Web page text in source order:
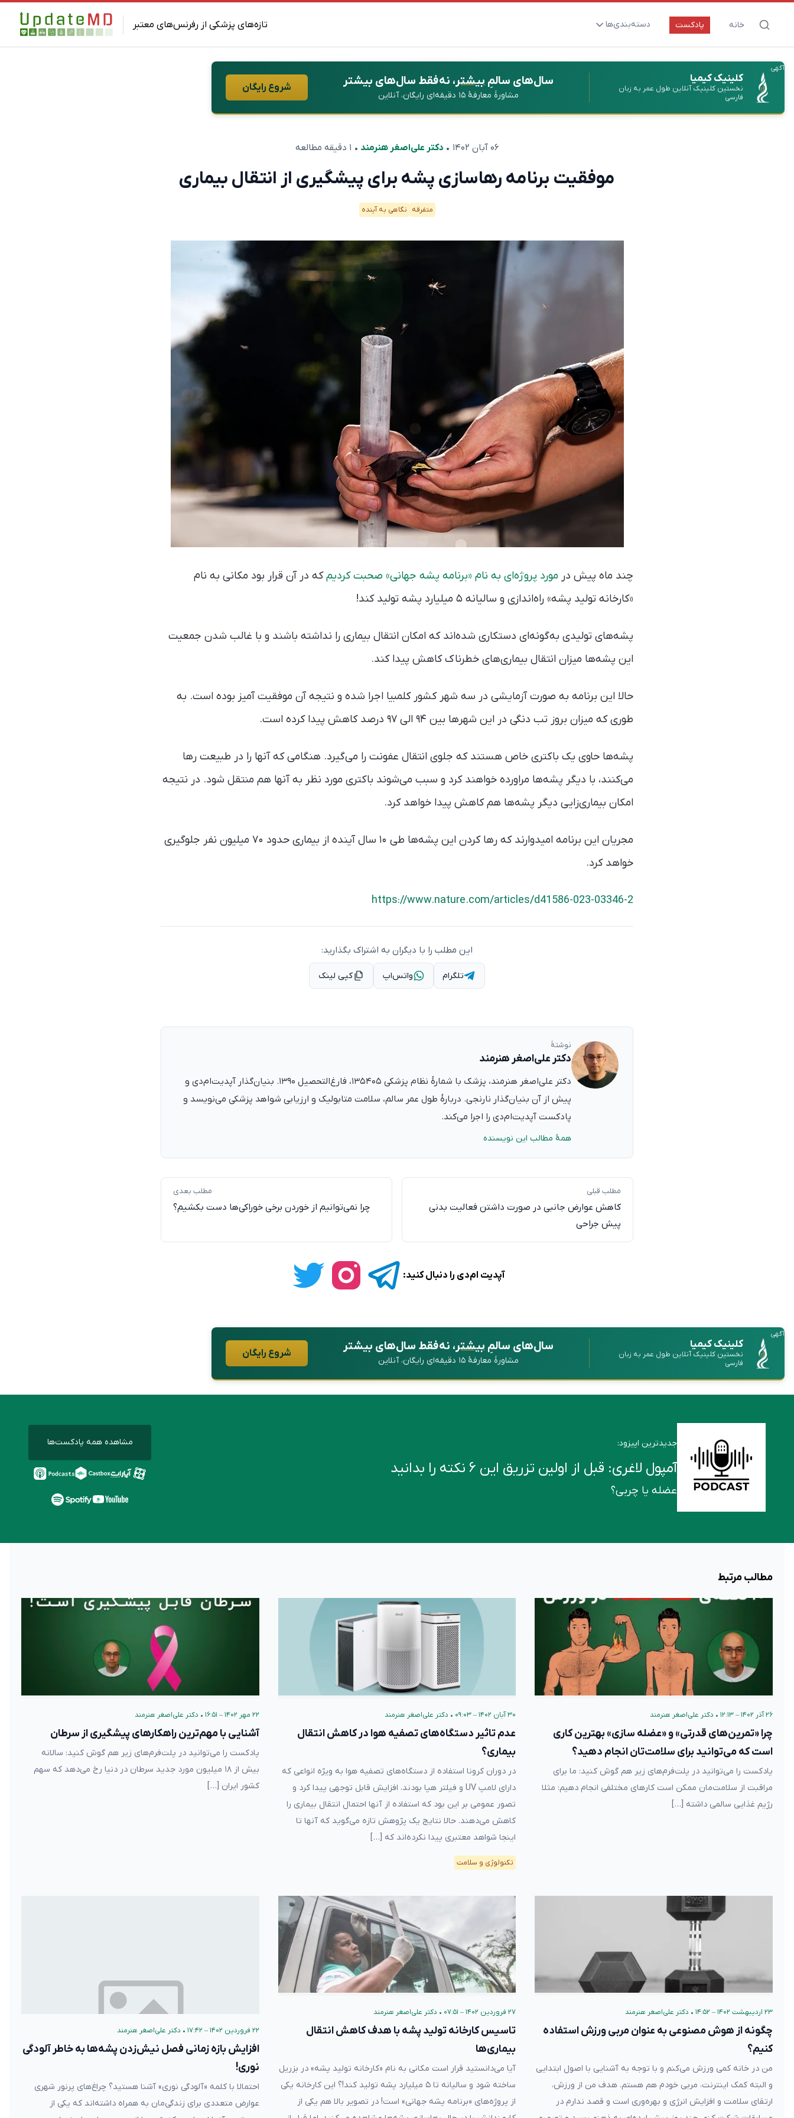
تازه‌های پزشکی از رفرنس‌های معتبر خانه پادکست دسته‌بندی‌ها
ارتقای سلامت و طول عمر
بیماری‌ها و پاتوژن‌ها
تغذیه و مکمل‌ها
آگهی
کلینیک کیمیا
نخستین کلینیک آنلاین طول عمر به زبان
فارسی
سال‌های سالمِبیشتر، نه فقط سال‌های بیشتر
مشاورهٔ معارفهٔ ۱۵ دقیقه‌ای رایگان، آنلاین
شروع رایگان
۰۶ آبان ۱۴۰۲ •دکتر علی‌اصغر هنرمند • ۱ دقیقه مطالعه
موفقیت برنامه رها‌سازی پشه برای پیشگیری از انتقال بیماری
متفرقه نگاهی به آینده
چند ماه پیش در مورد پروژه‌ای به نام «برنامه پشه جهانی» صحبت کردیمکه در آن قرار بود مکانی به نام
«کارخانه تولید پشه» راه‌اندازی و سالیانه ۵ میلیارد پشه تولید کند!
پشه‌های تولیدی به‌گونه‌‌ای دستکاری شده‌اند که امکان انتقال بیماری را نداشته باشند و با غالب شدن جمعیت
این پشه‌ها میزان انتقال بیماری‌های خطرناک کاهش پیدا کند.
حالا این برنامه به صورت آزمایشی در سه شهر کشور کلمبیا اجرا شده و نتیجه‌ آن موفقیت آمیز بوده است. به
طوری که میزان بروز تب دنگی در این شهرها بین ۹۴ الی ۹۷ درصد کاهش پیدا کرده است.
پشه‌ها حاوی یک باکتری خاص هستند که جلوی انتقال عفونت را می‌گیرد. هنگامی که آنها را در طبیعت رها
می‌کنند، با دیگر پشه‌ها مراورده خواهند کرد و سبب می‌شوند باکتری مورد نظر به آنها هم منتقل شود. در نتیجه
امکان بیماری‌زایی دیگر پشه‌ها هم کاهش پیدا خواهد کرد.
مجریان این برنامه امیدوارند که رها کردن این پشه‌ها طی ۱۰ سال آینده از بیماری حدود ۷۰ میلیون نفر جلوگیری
خواهد کرد.
https://www.nature.com/articles/d41586-023-03346-2
این مطلب را با دیگران به اشتراک بگذارید:
تلگرام واتس‌اپ کپی لینک
نوشتهٔ
دکتر علی‌اصغر هنرمند
دکتر علی‌اصغر هنرمند، پزشک با شمارهٔ نظام پزشکی ۱۳۵۴۰۵، فارغ‌التحصیل ۱۳۹۰. بنیان‌گذار آپدیت‌ام‌دی و
پیش از آن بنیان‌گذار نارنجی. دربارهٔ طول عمر سالم، سلامت متابولیک و ارزیابی شواهد پزشکی می‌نویسد و
پادکست آپدیت‌ام‌دی را اجرا می‌کند.
همهٔ مطالب این نویسنده
مطلب قبلی
کاهش عوارض جانبی در صورت داشتن فعالیت بدنی
پیش جراحی
مطلب بعدی
چرا نمی‌توانیم از خوردن برخی خوراکی‌ها دست بکشیم؟
آپدیت ام‌دی را دنبال کنید:
آگهی
کلینیک کیمیا
نخستین کلینیک آنلاین طول عمر به زبان
فارسی
سال‌های سالمِبیشتر، نه فقط سال‌های بیشتر
مشاورهٔ معارفهٔ ۱۵ دقیقه‌ای رایگان، آنلاین
شروع رایگان
جدیدترین اپیزود:
آمپول لاغری: قبل از اولین تزریق این ۶ نکته را بدانید
عضله یا چربی؟
مشاهده همه پادکست‌ها
مطالب مرتبط
۲۶ آذر ۱۴۰۲ – ۱۲:۱۳ • دکتر علی‌اصغر هنرمند
چرا «تمرین‌های قدرتی» و «عضله سازی» بهترین کاری
است که می‌توانید برای سلامت‌تان انجام دهید؟
پادکست را می‌توانید در پلت‌فرم‌های زیر هم گوش کنید: ما برای
مراقبت از سلامت‌مان ممکن است کارهای مختلفی انجام دهیم: مثلا
رژیم غذایی سالمی داشته […]
۳۰ آبان ۱۴۰۲ – ۰۹:۰۳ • دکتر علی‌اصغر هنرمند
عدم تاثیر دستگاه‌های تصفیه هوا در کاهش انتقال
بیماری؟
در دوران کرونا استفاده از دستگاه‌های تصفیه هوا به ویژه انواعی که
دارای لامپ UV و فیلتر هپا بودند، افزایش قابل توجهی پیدا کرد و
تصور عمومی بر این بود که استفاده از آنها احتمال انتقال بیماری را
کاهش می‌دهند. حالا نتایج یک پژوهش تازه می‌گوید که آنها تا
اینجا شواهد معتبری پیدا نکرده‌اند که […]
تکنولوژی و سلامت
۲۲ مهر ۱۴۰۲ – ۱۶:۵۱ • دکتر علی‌اصغر هنرمند
آشنایی با مهم‌ترین راهکارهای پیشگیری از سرطان
پادکست را می‌توانید در پلت‌فرم‌های زیر هم گوش کنید: سالانه
بیش از ۱۸ میلیون مورد جدید سرطان در دنیا رخ می‌دهد که سهم
کشور ایران […]
۲۳ اردیبهشت ۱۴۰۲ – ۱۴:۵۲ • دکتر علی‌اصغر هنرمند
چگونه از هوش مصنوعی به عنوان مربی ورزش استفاده
کنیم؟
من در خانه کمی ورزش می‌کنم و با توجه به آشنایی با اصول ابتدایی
و البته کمک اینترنت، مربی خودم هم هستم. هدف من از ورزش،
ارتقای سلامت و افزایش انرژی و بهره‌وری است و قصد ندارم در
۲۷ فروردین ۱۴۰۲ – ۰۷:۵۱ • دکتر علی‌اصغر هنرمند
تاسیس کارخانه تولید پشه با هدف کاهش انتقال
بیماری‌ها
آیا می‌دانستید قرار است مکانی به نام «کارخانه تولید پشه» در بزریل
ساخته شود و سالیانه تا ۵ میلیارد پشه تولید کند!؟ این کارخانه یکی
از پروژه‌های «برنامه پشه جهانی» است! در تصویر بالا هم یکی از
۲۲ فروردین ۱۴۰۲ – ۱۷:۴۲ • دکتر علی‌اصغر هنرمند
افزایش بازه زمانی فصل نیش‌زدن پشه‌ها به خاطر آلودگی
نوری!
احتمالا با کلمه «آلودگی نوری» آشنا هستید؟ چراغ‌های پرنور شهری
عوارض متعددی برای زندگی‌مان به همراه داشته‌اند که یکی از